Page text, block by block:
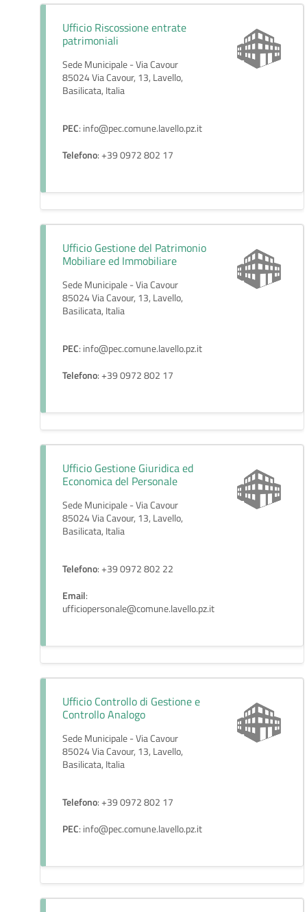
Ufficio Riscossione entrate
patrimoniali
Sede Municipale - Via Cavour
85024 Via Cavour, 13, Lavello,
Basilicata, Italia
PEC: info@pec.comune.lavello.pz.it
Telefono: +39 0972 802 17
Ufficio Gestione del Patrimonio
Mobiliare ed Immobiliare
Sede Municipale - Via Cavour
85024 Via Cavour, 13, Lavello,
Basilicata, Italia
PEC: info@pec.comune.lavello.pz.it
Telefono: +39 0972 802 17
Ufficio Gestione Giuridica ed
Economica del Personale
Sede Municipale - Via Cavour
85024 Via Cavour, 13, Lavello,
Basilicata, Italia
Telefono: +39 0972 802 22
Email:
ufficiopersonale@comune.lavello.pz.it
Ufficio Controllo di Gestione e
Controllo Analogo
Sede Municipale - Via Cavour
85024 Via Cavour, 13, Lavello,
Basilicata, Italia
Telefono: +39 0972 802 17
PEC: info@pec.comune.lavello.pz.it